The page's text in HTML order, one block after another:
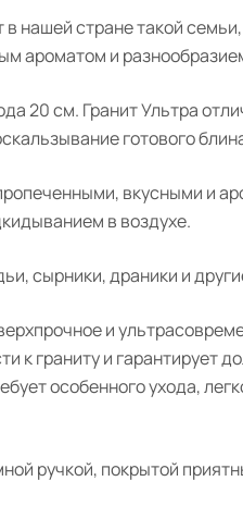
нашей стране такой
ароматом и
20 см. ГранитУльтра
готового
вкусными и
в воздухе.
сырники, драники и
и
к граниту и гарантирует
особенного ухода,
ручкой, покрытой